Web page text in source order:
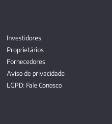
Investidores
Proprietários
Fornecedores
Aviso de privacidade
LGPD: Fale Conosco